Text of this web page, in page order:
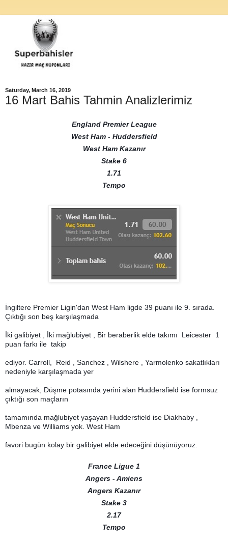
Saturday, March 16, 2019
16 Mart Bahis Tahmin Analizlerimiz
England Premier League
West Ham - Huddersfield
West Ham Kazanır
Stake 6
1.71
Tempo
İngiltere Premier Ligin'dan West Ham ligde 39 puanı ile 9. sırada.
Çıktığı son beş karşılaşmada
İki galibiyet , İki mağlubiyet , Bir beraberlik elde takımı Leicester 1
puan farkı ile takip
ediyor. Carroll, Reid , Sanchez , Wilshere , Yarmolenko sakatlıkları
nedeniyle karşılaşmada yer
almayacak, Düşme potasında yerini alan Huddersfield ise formsuz
çıktığı son maçların
tamamında mağlubiyet yaşayan Huddersfield ise Diakhaby ,
Mbenza ve Williams yok. West Ham
favori bugün kolay bir galibiyet elde edeceğini düşünüyoruz.
France Ligue 1
Angers - Amiens
Angers Kazanır
Stake 3
2.17
Tempo